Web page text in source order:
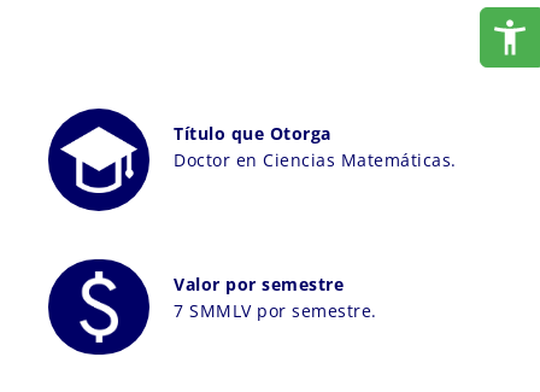
Título que Otorga
Doctor en Ciencias Matemáticas.
Valor por semestre
7 SMMLV por semestre.